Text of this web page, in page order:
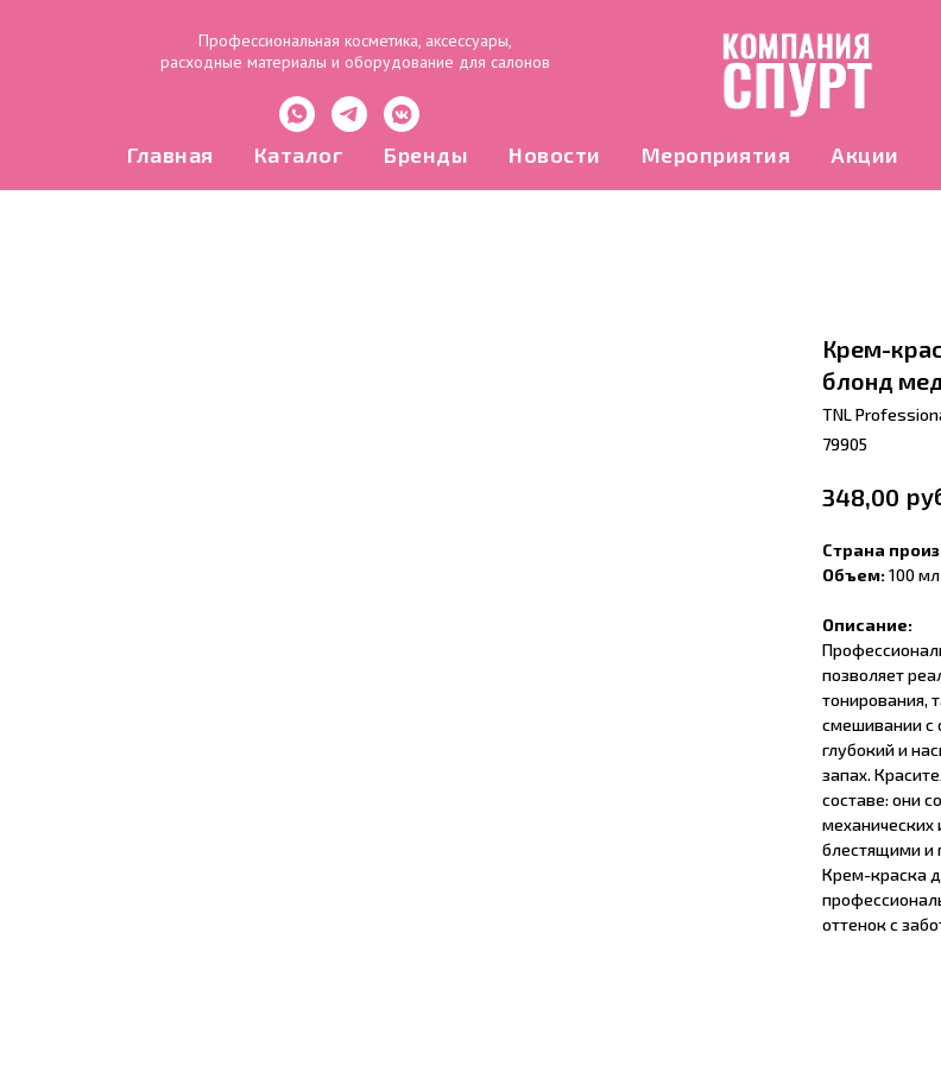
Профессиональная косметика, аксессуары,
расходные материалы и оборудование для салонов
Главная Каталог Бренды Новости Мероприятия Акции
Крем-
блонд
TNL
79905
348,00
Страна
Объем:100 мл
Описание:
позволяет
тонирования,
смешивании с
глубокий и
запах.
составе: они
блестящими и
Крем-краска
оттенок с